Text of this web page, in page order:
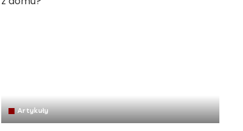
Artykuły